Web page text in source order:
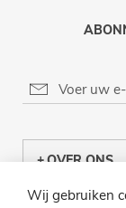
OVER ONS
Wij gebruiken